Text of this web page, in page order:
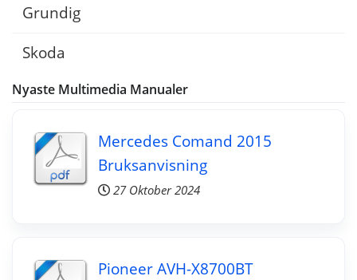
Grundig
Skoda
Nyaste Multimedia Manualer
Mercedes Comand 2015
Bruksanvisning
27 Oktober 2024
Pioneer AVH-X8700BT